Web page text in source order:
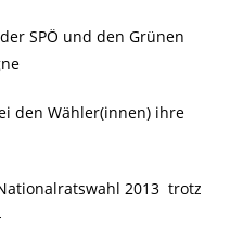
SPÖ und den Grünen
den Wähler(innen) ihre
2013 trotz